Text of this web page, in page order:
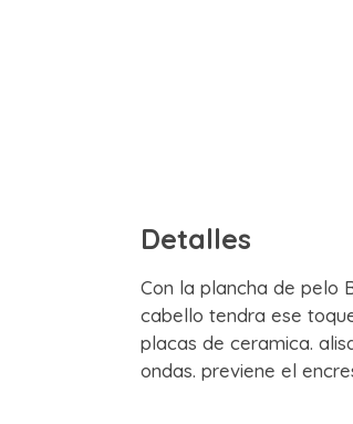
Detalles
Con la plancha de pelo
cabello tendra ese
placas de ceramica.
ondas. previene el